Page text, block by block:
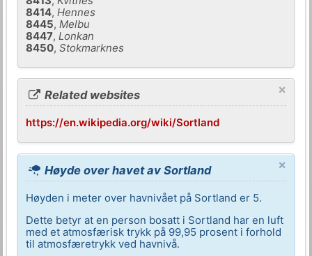
8414, Hennes
8445, Melbu
8447, Lonkan
8450,Stokmarknes
×
Related websites
https://en.wikipedia.org/wiki/Sortland
×
Høyde over havet av Sortland
Høyden i meter over havnivået på Sortland er 5.
Dette betyr at en person bosatt i Sortland har en luft
med et atmosfærisk trykk på 99,95 prosent i forhold
til atmosfæretrykk ved havnivå.